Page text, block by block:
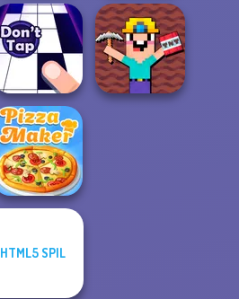
Manga Creator -
Fantasy World...
Dr. Panda Farm
Don't Tap
HTML5 SPIL